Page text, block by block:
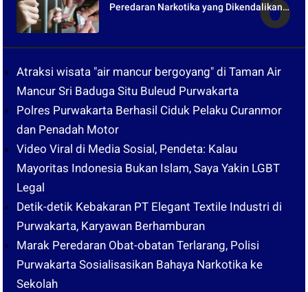
Peredaran Narkotika yang Dikendalikan
Atraksi wisata "air mancur bergoyang" di Taman Air
Mancur Sri Baduga Situ Buleud Purwakarta
Polres Purwakarta Berhasil Ciduk Pelaku Curanmor
dan Penadah Motor
Video Viral di Media Sosial, Pendeta: Kalau
Mayoritas Indonesia Bukan Islam, Saya Yakin LGBT
Legal
Detik-detik Kebakaran PT Elegant Textile Industri di
Purwakarta, Karyawan Berhamburan
Marak Peredaran Obat-obatan Terlarang, Polisi
Purwakarta Sosialisasikan Bahaya Narkotika ke
Sekolah